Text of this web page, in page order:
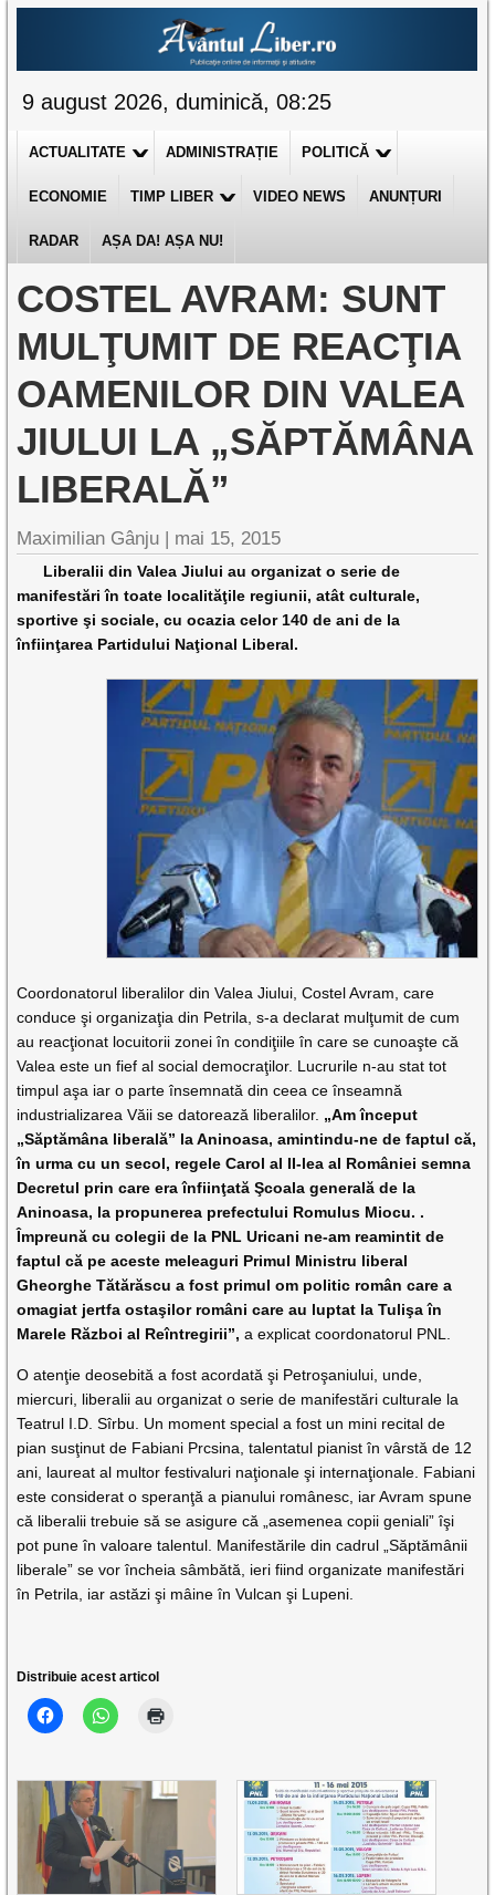
9 august 2026, duminică, 08:25
ACTUALITATE ADMINISTRAȚIE POLITICĂ
ECONOMIE TIMP LIBER VIDEO NEWS ANUNȚURI
RADAR AȘA DA! AȘA NU!
COSTEL AVRAM: SUNT
MULŢUMIT DE REACŢIA
OAMENILOR DIN VALEA
JIULUI LA „SĂPTĂMÂNA
LIBERALĂ”
Maximilian Gânju | mai 15, 2015
Liberalii din Valea Jiului au organizat o serie de
manifestări în toate localităţile regiunii, atât culturale,
sportive şi sociale, cu ocazia celor 140 de ani de la
înfiinţarea Partidului Naţional Liberal.
Coordonatorul liberalilor din Valea Jiului, Costel Avram, care
conduce şi organizaţia din Petrila, s-a declarat mulţumit de cum
au reacţionat locuitorii zonei în condiţiile în care se cunoaşte că
Valea este un fief al social democraţilor. Lucrurile n-au stat tot
timpul aşa iar o parte însemnată din ceea ce înseamnă
industrializarea Văii se datorează liberalilor. „Am început
„Săptămâna liberală” la Aninoasa, amintindu-ne de faptul că,
în urma cu un secol, regele Carol al II-lea al României semna
Decretul prin care era înfiinţată Şcoala generală de la
Aninoasa, la propunerea prefectului Romulus Miocu. .
Împreună cu colegii de la PNL Uricani ne-am reamintit de
faptul că pe aceste meleaguri Primul Ministru liberal
Gheorghe Tătărăscu a fost primul om politic român care a
omagiat jertfa ostaşilor români care au luptat la Tulişa în
Marele Război al Reîntregirii”, a explicat coordonatorul PNL.
O atenţie deosebită a fost acordată şi Petroşaniului, unde,
miercuri, liberalii au organizat o serie de manifestări culturale la
Teatrul I.D. Sîrbu. Un moment special a fost un mini recital de
pian susţinut de Fabiani Prcsina, talentatul pianist în vârstă de 12
ani, laureat al multor festivaluri naţionale şi internaţionale. Fabiani
este considerat o speranţă a pianului românesc, iar Avram spune
că liberalii trebuie să se asigure că „asemenea copii geniali” îşi
pot pune în valoare talentul. Manifestările din cadrul „Săptămânii
liberale” se vor încheia sâmbătă, ieri fiind organizate manifestări
în Petrila, iar astăzi şi mâine în Vulcan şi Lupeni.
Distribuie acest articol